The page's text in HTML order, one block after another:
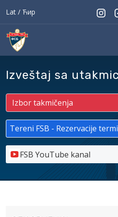
Lat / Ћир
Izveštaj sa
Tereni FSB - Rezervacije
FSB YouTube kanal